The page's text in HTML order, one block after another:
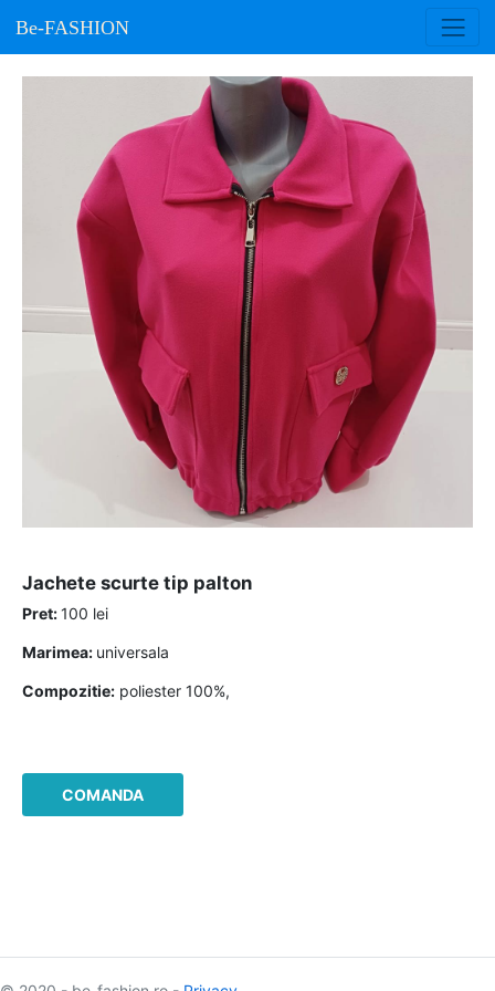
Be-FASHION
jachete scurte tip palton
Pret:100 lei
Marimea: universala
Compozitie: poliester 100%,
COMANDA